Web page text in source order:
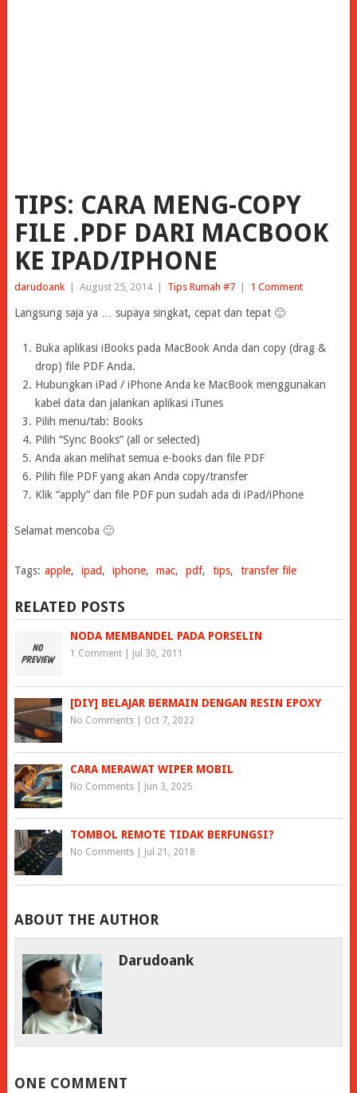
TIPS: CARA MENG-COPY
FILE .PDF DARI MACBOOK
KE IPAD/IPHONE
darudoank August 25, 2014 Tips Rumah #7 1 Comment
Langsung saja ya … supaya singkat, cepat dan tepat 🙂
Buka aplikasi iBooks pada MacBook Anda dan copy (drag &
drop) file PDF Anda.
Hubungkan iPad / iPhone Anda ke MacBook menggunakan
kabel data dan jalankan aplikasi iTunes
Pilih menu/tab: Books
Pilih “Sync Books” (all or selected)
Anda akan melihat semua e-books dan file PDF
Pilih file PDF yang akan Anda copy/transfer
Klik “apply” dan file PDF pun sudah ada di iPad/iPhone
Selamat mencoba 🙂
Tags: apple, ipad, iphone, mac, pdf, tips, transfer file
RELATED POSTS
NODA MEMBANDEL PADA PORSELIN
1 Comment| Jul 30, 2011
[DIY] BELAJAR BERMAIN DENGAN RESIN EPOXY
No Comments| Oct 7, 2022
CARA MERAWAT WIPER MOBIL
No Comments| Jun 3, 2025
TOMBOL REMOTE TIDAK BERFUNGSI?
No Comments| Jul 21, 2018
ABOUT THE AUTHOR
Darudoank
ONE COMMENT